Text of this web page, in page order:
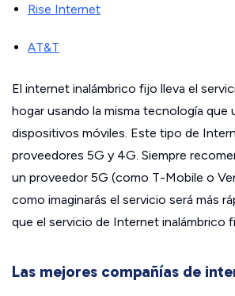
Rise Internet
AT&T
El internet inalámbrico fijo lleva el
hogar usando la misma tecnología que
dispositivos móviles. Este tipo de
proveedores 5G y 4G. Siempre
un proveedor 5G (como T-Mobile o
como imaginarás el servicio será más
que el servicio de Internet inalámbrico
Las mejores compañías de